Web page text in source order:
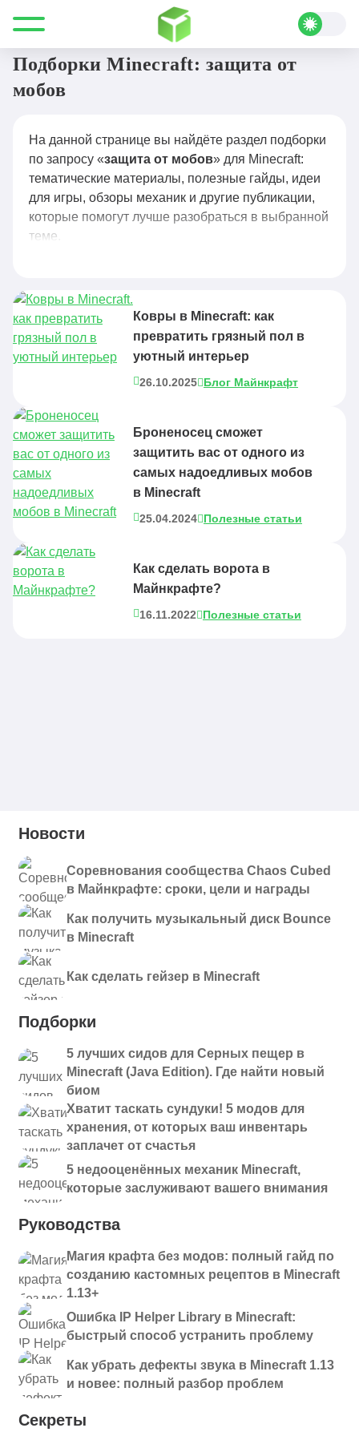
Все для Minecraft защита от мобов
Подборки Minecraft: защита от
мобов
На данной странице вы найдёте раздел подборки
по запросу «защита от мобов» для Minecraft:
тематические материалы, полезные гайды, идеи
для игры, обзоры механик и другие публикации,
которые помогут лучше разобраться в выбранной
теме.
Ковры в Minecraft: как
превратить грязный пол в
уютный интерьер
26.10.2025 Блог Майнкрафт
Броненосец сможет
защитить вас от одного из
самых надоедливых мобов
в Minecraft
25.04.2024 Полезные статьи
Как сделать ворота в
Майнкрафте?
16.11.2022 Полезные статьи
Новости
Соревнования сообщества Chaos Cubed
в Майнкрафте: сроки, цели и награды
Как получить музыкальный диск Bounce
в Minecraft
Как сделать гейзер в Minecraft
Подборки
5 лучших сидов для Серных пещер в
Minecraft (Java Edition). Где найти новый
биом
Хватит таскать сундуки! 5 модов для
хранения, от которых ваш инвентарь
заплачет от счастья
5 недооценённых механик Minecraft,
которые заслуживают вашего внимания
Руководства
Магия крафта без модов: полный гайд по
созданию кастомных рецептов в Minecraft
1.13+
Ошибка IP Helper Library в Minecraft:
быстрый способ устранить проблему
Как убрать дефекты звука в Minecraft 1.13
и новее: полный разбор проблем
Секреты